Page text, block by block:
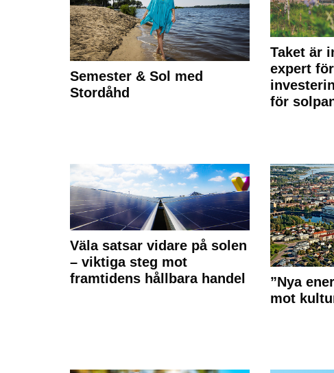
Semester & Sol med
Stordåhd
Taket är
expert
för
Väla satsar vidare på solen
– viktiga steg mot
framtidens hållbara handel
”Nya
mot